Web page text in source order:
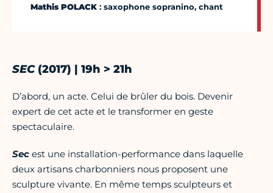
Mathis POLACK : saxophone sopranino, chant
SEC(2017) | 19h > 21h
D’abord, un acte. Celui de brûler du bois. Devenir
expert de cet acte et le transformer en geste
spectaculaire.
Sec est une installation-performance dans laquelle
deux artisans charbonniers nous proposent une
sculpture vivante. En même temps sculpteurs et